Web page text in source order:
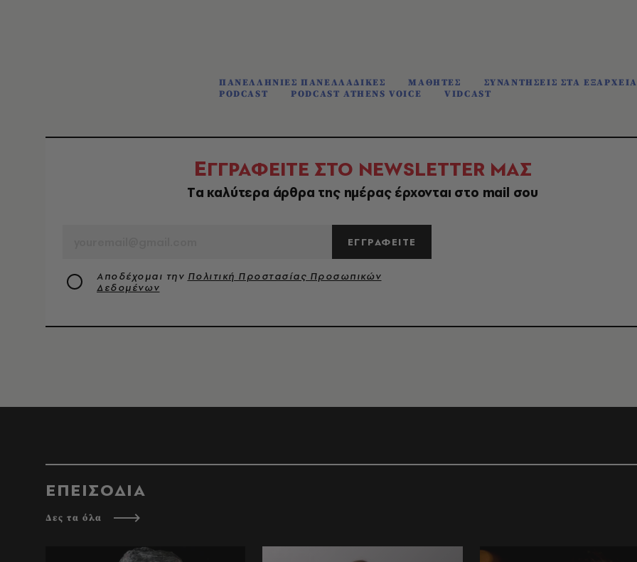
ΠΑΝΕΛΛΗΝΙΕΣ ΠΑΝΕΛΛΑΔΙΚΕΣ ΜΑΘΗΤΕΣ
ΣΥΝΑΝΤΗΣΕΙΣ ΣΤΑ
PODCAST
PODCAST ATHENS VOICE VIDCAST
ΕΓΓΡΑΦΕΙΤΕ ΣΤΟ NEWSLETTER ΜΑΣ
Tα καλύτερα άρθρα της ημέρας έρχονται στο mail σου
ΕΓΓΡΑΦΕΙΤΕ
Αποδέχομαι την Πολιτική Προστασίας Προσωπικών
Δεδομένων
ΕΠΕΙΣΟΔΙΑ
Δες τα όλα